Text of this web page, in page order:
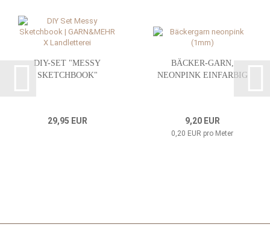
DIY-SET "MESSY
SKETCHBOOK"
29,95 EUR
BÄCKER-GARN,
NEONPINK EINFARBIG
9,20 EUR
0,20 EUR pro Meter